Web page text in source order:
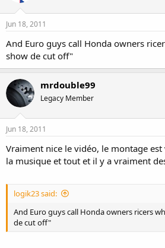
Jun 18, 2011
And Euro guys call Honda owners
show de cut off"
mrdouble99
Legacy Member
Jun 18, 2011
Vraiment nice le vidéo, le montage
la musique et tout et il y a vraiment
logik23 said:
And Euro guys call Honda owners ricers
de cut off"